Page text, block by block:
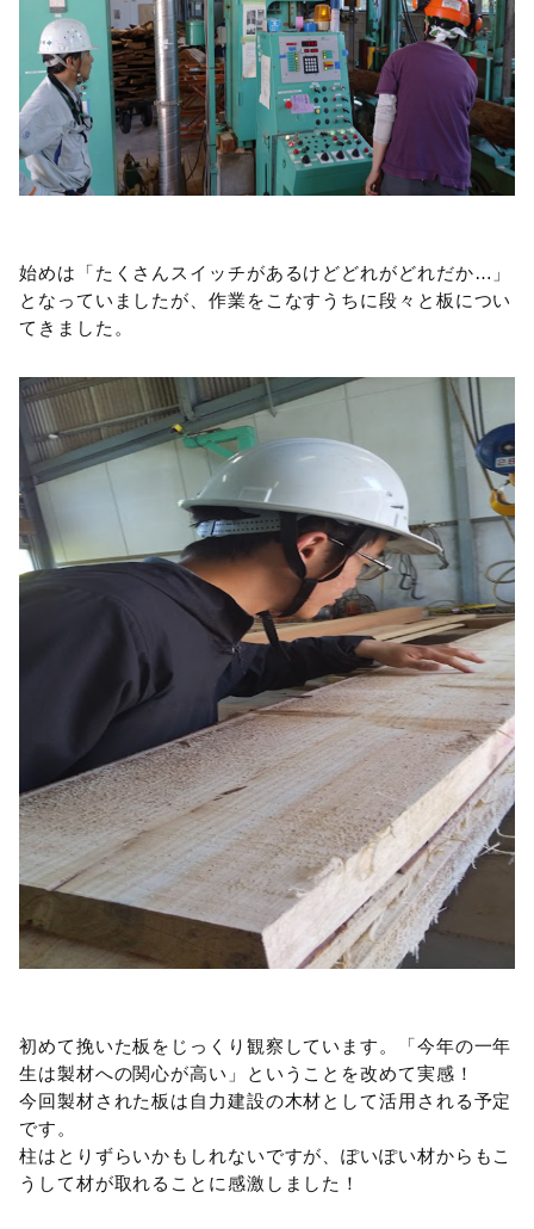
始めは「たくさんスイッチがあるけどどれがどれだか…」
となっていましたが、作業をこなすうちに段々と板につい
てきました。
初めて挽いた板をじっくり観察しています。「今年の一年
生は製材への関心が高い」ということを改めて実感！
今回製材された板は自力建設の木材として活用される予定
です。
柱はとりずらいかもしれないですが、ぽいぽい材からもこ
うして材が取れることに感激しました！